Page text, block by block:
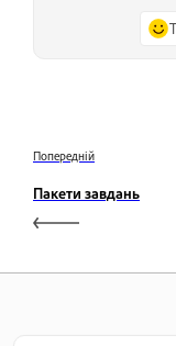
Попередній
Пакети завдань